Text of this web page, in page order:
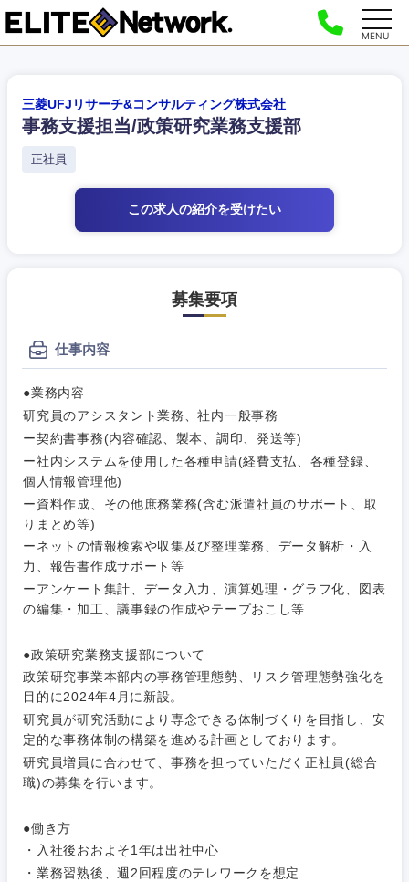
MENU
三菱UFJリサーチ&コンサルティング株式会社
事務支援担当/政策研究業務支援部
正社員
この求人の紹介を受けたい
募集要項
仕事内容
●業務内容
研究員のアシスタント業務、社内一般事務
ー契約書事務(内容確認、製本、調印、発送等)
ー社内システムを使用した各種申請(経費支払、各種登録、
個人情報管理他)
ー資料作成、その他庶務業務(含む派遣社員のサポート、取
りまとめ等)
ーネットの情報検索や収集及び整理業務、データ解析・入
力、報告書作成サポート等
ーアンケート集計、データ入力、演算処理・グラフ化、図表
の編集・加工、議事録の作成やテープおこし等
●政策研究業務支援部について
政策研究事業本部内の事務管理態勢、リスク管理態勢強化を
目的に2024年4月に新設。
研究員が研究活動により専念できる体制づくりを目指し、安
定的な事務体制の構築を進める計画としております。
研究員増員に合わせて、事務を担っていただく正社員(総合
職)の募集を行います。
●働き方
・入社後おおよそ1年は出社中心
・業務習熟後、週2回程度のテレワークを想定
ご希望の職種を選択してください
経営企
画・事業
企画
経営ボー
ド
管理
SCM
マーケテ
ィング
すべての経営企画・事業企
画
事業企画・事業開発
新規事業企画・立上げ
経営企画
ご希望の職種を選択してください
経営企画・事業企画
経営ボード
管理
人事
営業
ご希望の業界を選択してください
商社・卸
自動車・機械・船舶
電気・電子・半導体
素材・化学・金属
食品・化粧品・アパレル・消費財
ご希望の勤務地を選択してください
北海道・東北地方
秋田県 岩手県
宮城県 山形県
福島県
ご希望条件を入力ください
希望年収
推奨年齢
20代
フリーワード
こだわり条件を入力ください